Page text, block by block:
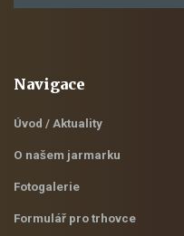
Navigace
Úvod / Aktuality
O našem jarmarku
Fotogalerie
Formulář pro trhovce